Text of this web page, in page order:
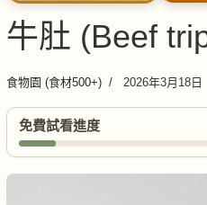
牛肚 (Beef
食物園 (食材500+) 2026年3月18日
免費試看進度